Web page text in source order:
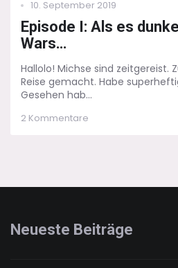
Posted
on
10. September 2019
Episode I: Als es
Wars…
Hallolo! Michse sind zeitgereist.
Reise gemacht. Habe
Gesehen hab...
2 Kommentare
Wars…
Neueste Beiträge